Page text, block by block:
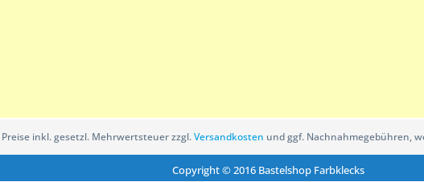
inkl. gesetzl. Mehrwertsteuer zzgl.Versandkosten und ggf. Nachnahmegebühren,
Copyright © 2016 Bastelshop Farbklecks